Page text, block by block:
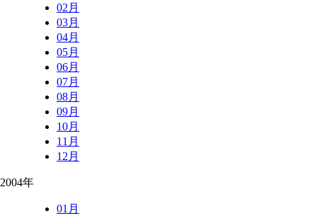
02月
03月
04月
05月
06月
07月
08月
09月
10月
11月
12月
2004年
01月